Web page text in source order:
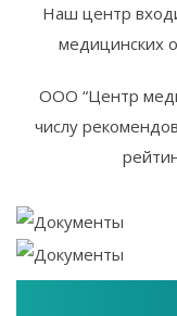
Наш центр
медицинских
ООО “Центр
числу